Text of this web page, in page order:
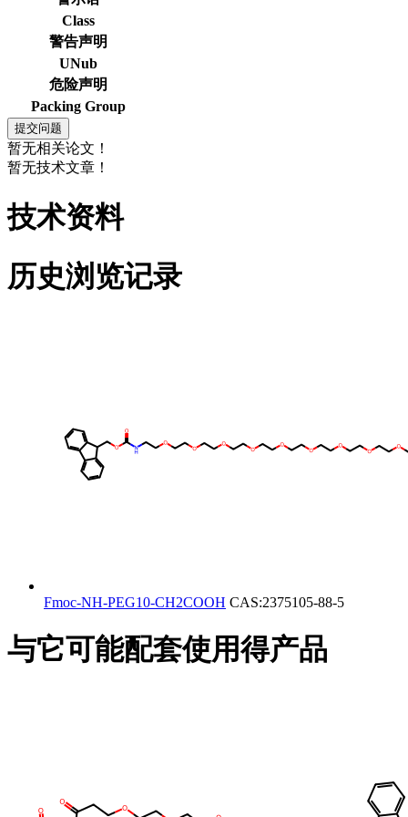
Class
警告声明
UNub
危险声明
Packing Group
暂无相关论文！
暂无技术文章！
技术资料
历史浏览记录
Fmoc-NH-PEG10-CH2COOH CAS:2375105-88-5
与它可能配套使用得产品